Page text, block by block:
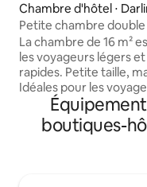
Chambre d'hôtel ⋅
st
Petite chambre double
La chambre de 16 m²
les voyageurs légers
rapides. Petite taille, mais grand charme.
Idéales pour les
séjours courte durée,
Petite sont
pour le confort avec
boutiques-